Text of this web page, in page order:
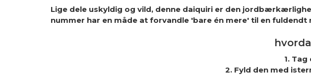
Lige dele uskyldig og vild, denne daiquiri er den
nummer har en måde at forvandle 'bare én mere' til en fuldendt
1.
2. Fyld den med